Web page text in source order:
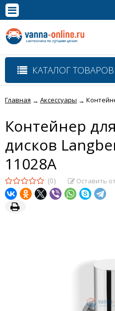
Полная версия сайта
КАТАЛОГ ТОВАРОВ
Главная → Аксессуары →
Контейнер
дисков
11028A
(0) Оставить